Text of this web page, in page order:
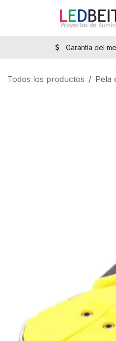
Garantía del
Todos los productos Pela